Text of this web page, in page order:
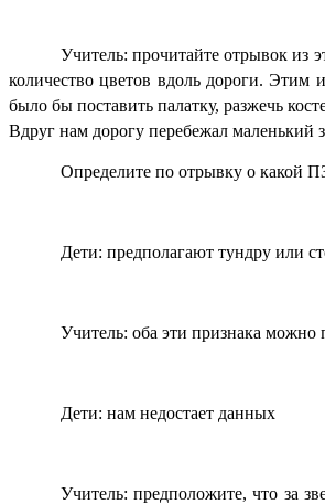
Учитель: прочитайте отрывок из
количество цветов вдоль дороги. Этим
было бы поставить палатку, разжечь
Вдруг нам дорогу перебежал
Определите по отрывку о какой
Дети: предполагают тундру или
Учитель: оба эти признака можно
Дети: нам недостает данных
Учитель: предположите, что за